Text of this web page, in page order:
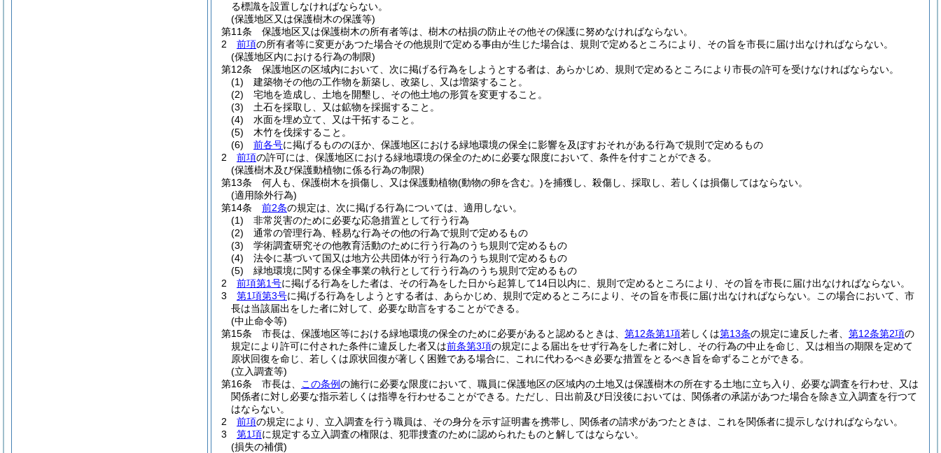
る標識を設置しなければならない。
(保護地区又は保護樹木の保護等)
第11条
保護地区又は保護樹木の所有者等は、樹木の枯損の防止その他その保護に努めなければならない。
2
前項の所有者等に変更があつた場合その他規則で定める事由が生じた場合は、規則で定めるところにより、その旨を市長に届け出なければならない。
(保護地区内における行為の制限)
第12条
保護地区の区域内において、次に掲げる行為をしようとする者は、あらかじめ、規則で定めるところにより市長の許可を受けなければならない。
(1)
建築物その他の工作物を新築し、改築し、又は増築すること。
(2)
宅地を造成し、土地を開墾し、その他土地の形質を変更すること。
(3)
土石を採取し、又は鉱物を採掘すること。
(4)
水面を埋め立て、又は干拓すること。
(5)
木竹を伐採すること。
(6)
前各号に掲げるもののほか、保護地区における緑地環境の保全に影響を及ぼすおそれがある行為で規則で定めるもの
2
前項の許可には、保護地区における緑地環境の保全のために必要な限度において、条件を付すことができる。
(保護樹木及び保護動植物に係る行為の制限)
第13条
何人も、保護樹木を損傷し、又は保護動植物(動物の卵を含む。)を捕獲し、殺傷し、採取し、若しくは損傷してはならない。
(適用除外行為)
第14条
前2条の規定は、次に掲げる行為については、適用しない。
(1)
非常災害のために必要な応急措置として行う行為
(2)
通常の管理行為、軽易な行為その他の行為で規則で定めるもの
(3)
学術調査研究その他教育活動のために行う行為のうち規則で定めるもの
(4)
法令に基づいて国又は地方公共団体が行う行為のうち規則で定めるもの
(5)
緑地環境に関する保全事業の執行として行う行為のうち規則で定めるもの
2
前項第1号に掲げる行為をした者は、その行為をした日から起算して14日以内に、規則で定めるところにより、その旨を市長に届け出なければならない。
3
第1項第3号に掲げる行為をしようとする者は、あらかじめ、規則で定めるところにより、その旨を市長に届け出なければならない。
この場合において、市
長は当該届出をした者に対して、必要な助言をすることができる。
(中止命令等)
第15条
市長は、保護地区等における緑地環境の保全のために必要があると認めるときは、 第12条第1項若しくは第13条の規定に違反した者、 第12条第2項の
規定により許可に付された条件に違反した者又は前条第3項の規定による届出をせず行為をした者に対し、その行為の中止を命じ、又は相当の期限を定めて
原状回復を命じ、若しくは原状回復が著しく困難である場合に、これに代わるべき必要な措置をとるべき旨を命ずることができる。
(立入調査等)
第16条
市長は、 この条例の施行に必要な限度において、職員に保護地区の区域内の土地又は保護樹木の所在する土地に立ち入り、必要な調査を行わせ、又は
関係者に対し必要な指示若しくは指導を行わせることができる。 ただし、日出前及び日没後においては、関係者の承諾があつた場合を除き立入調査を行つて
はならない。
2
前項の規定により、立入調査を行う職員は、その身分を示す証明書を携帯し、関係者の請求があつたときは、これを関係者に提示しなければならない。
3
第1項に規定する立入調査の権限は、犯罪捜査のために認められたものと解してはならない。
(損失の補償)